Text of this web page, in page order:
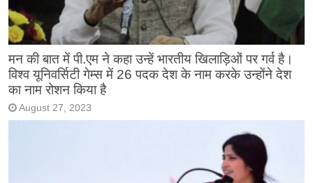
मन की बात में पी.एम ने कहा उन्हें भारतीय खिलाड़िओं पर गर्व है।
विश्व यूनिवर्सिटी गेम्स में 26 पदक देश के नाम करके उन्होंने देश
का नाम रोशन किया है
August 27, 2023